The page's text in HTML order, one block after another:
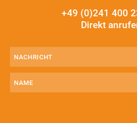
+49 (0)241 400
Direkt